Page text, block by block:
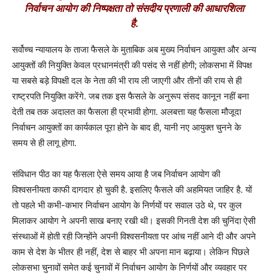
निर्वाचन आयोग की निष्पक्षता तो संसदीय प्रणाली की आधारशिला
है.
सर्वोच्च न्यायालय के ताजा फैसले के मुताबिक अब मुख्य निर्वाचन आयुक्त और अन्य
आयुक्तों की नियुक्ति केवल प्रधानमंत्री की पसंद से नहीं होगी; लोकसभा में विपक्ष
या सबसे बड़े विपक्षी दल के नेता की भी राय ली जाएगी और तीनों की राय से ही
राष्ट्रपति नियुक्ति करेंगे. जब तक इस फैसले के अनुरूप संसद कानून नहीं बना
देती तब तक अदालत का फैसला ही प्रभावी होगा. अलबत्ता यह फैसला मौजूदा
निर्वाचन आयुक्तों का कार्यकाल पूरा होने के बाद ही, यानी नए आयुक्त चुनने के
समय से ही लागू होगा.
संविधान पीठ का यह फैसला ऐसे समय आया है जब निर्वाचन आयोग की
विश्वसनीयता काफी दागदार हो चुकी है. इसलिए फैसले की अहमियत जाहिर है. यों
तो पहले भी कभी-कभार निर्वाचन आयोग के निर्णयों पर सवाल उठे थे, पर कुल
मिलाकर आयोग ने अपनी साख बनाए रखी थी। इसकी गिनती देश की चुनिंदा ऐसी
संस्थाओं में होती रही जिन्होंने अपनी विश्वसनीयता पर आंच नहीं आने दी और अपने
काम से देश के भीतर ही नहीं, देश से बाहर भी अपना मान बढ़ाया। लेकिन पिछले
लोकसभा चुनावों समेत कई चुनावों में निर्वाचन आयोग के निर्णयों और व्यवहार पर